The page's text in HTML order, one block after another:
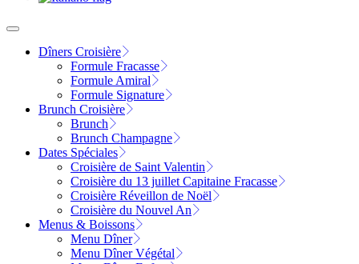
Dîners Croisière
Formule Fracasse
Formule Amiral
Formule Signature
Brunch Croisière
Brunch
Brunch Champagne
Dates Spéciales
Croisière de Saint Valentin
Croisière du 13 juillet Capitaine Fracasse
Croisière Réveillon de Noël
Croisière du Nouvel An
Menus & Boissons
Menu Dîner
Menu Dîner Végétal